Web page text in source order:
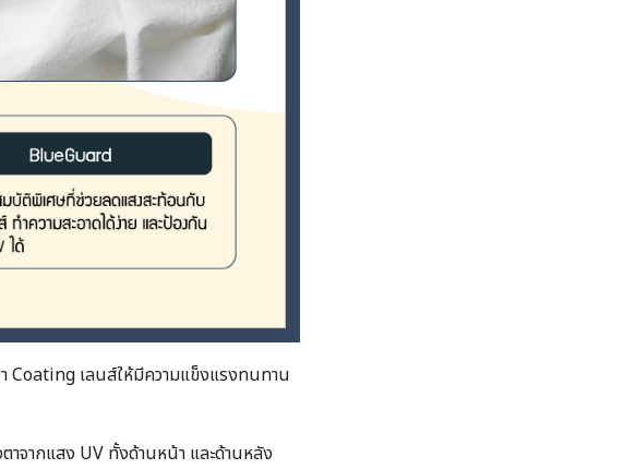
Coating เลนส์ให้มีความแข็งแรงทนทาน
จากแสง UV ทั้งด้านหน้า และด้านหลัง